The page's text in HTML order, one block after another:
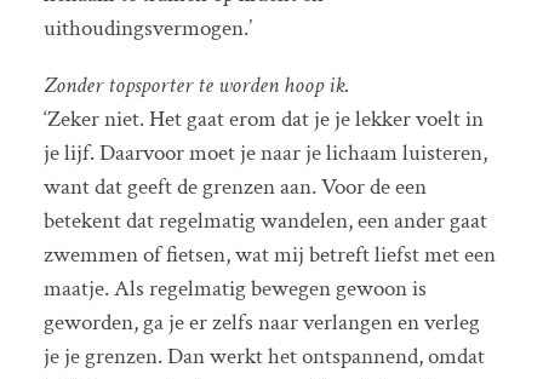
uithoudingsvermogen.’
Zonder topsporter te worden hoop ik.
‘Zeker niet. Het gaat erom dat je je lekker voelt in
je lijf. Daarvoor moet je naar je lichaam luisteren,
want dat geeft de grenzen aan. Voor de een
betekent dat regelmatig wandelen, een ander gaat
zwemmen of fietsen, wat mij betreft liefst met een
maatje. Als regelmatig bewegen gewoon is
geworden, ga je er zelfs naar verlangen en verleg
je je grenzen. Dan werkt het ontspannend, omdat